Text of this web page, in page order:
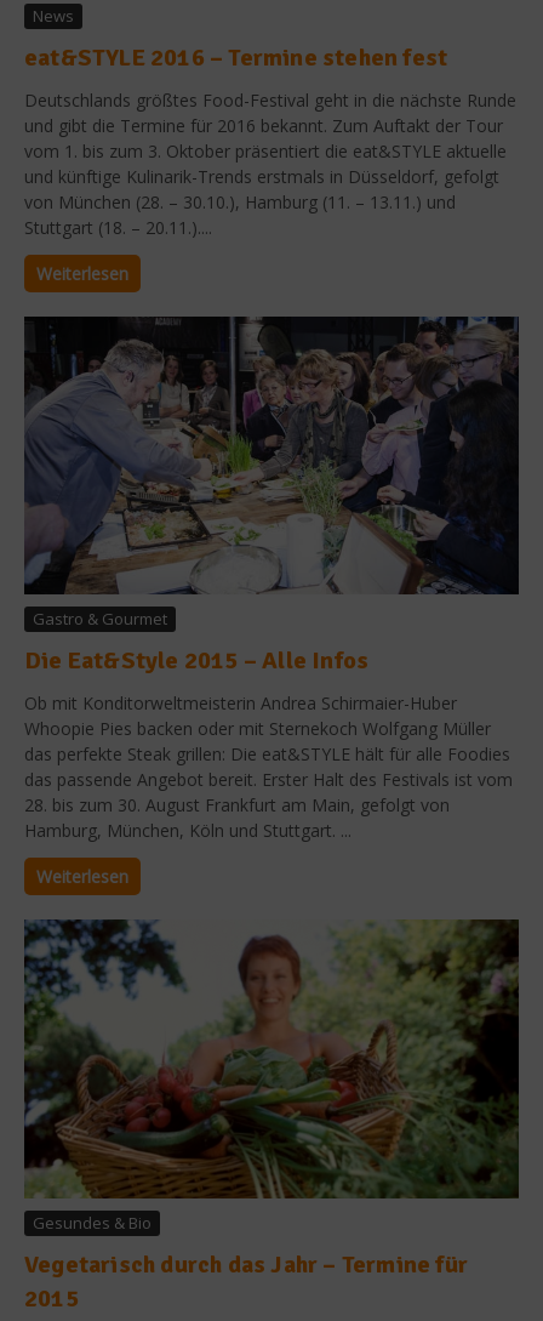
News
eat&STYLE 2016 – Termine stehen fest
Deutschlands größtes Food-Festival geht in die nächste Runde
und gibt die Termine für 2016 bekannt. Zum Auftakt der Tour
vom 1. bis zum 3. Oktober präsentiert die eat&STYLE aktuelle
und künftige Kulinarik-Trends erstmals in Düsseldorf, gefolgt
von München (28. – 30.10.), Hamburg (11. – 13.11.) und
Stuttgart (18. – 20.11.)....
Weiterlesen
Gastro & Gourmet
Die Eat&Style 2015 – Alle Infos
Ob mit Konditorweltmeisterin Andrea Schirmaier-Huber
Whoopie Pies backen oder mit Sternekoch Wolfgang Müller
das perfekte Steak grillen: Die eat&STYLE hält für alle Foodies
das passende Angebot bereit. Erster Halt des Festivals ist vom
28. bis zum 30. August Frankfurt am Main, gefolgt von
Hamburg, München, Köln und Stuttgart. ...
Weiterlesen
Gesundes & Bio
Vegetarisch durch das Jahr – Termine für
2015